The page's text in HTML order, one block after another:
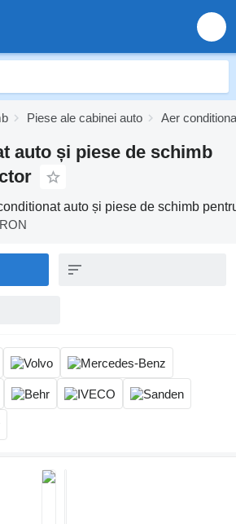
Piese ale cabinei auto Aer
auto și piese de schimb
auto și piese de schimb